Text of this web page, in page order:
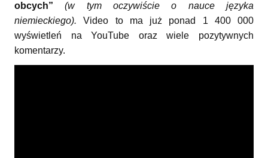
obcych”
(w tym oczywiście o nauce języka
niemieckiego).Video to ma już ponad 1 400 000
wyświetleń na YouTube oraz wiele pozytywnych
komentarzy.